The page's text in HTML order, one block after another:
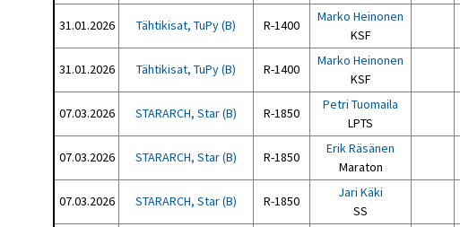
31.01.2026 Tähtikisat, TuPy (B) R-1400
Marko Heinonen
KSF
31.01.2026 Tähtikisat, TuPy (B) R-1400
Marko Heinonen
KSF
07.03.2026 STARARCH, Star (B) R-1850
Petri Tuomaila
LPTS
07.03.2026 STARARCH, Star (B) R-1850
Erik Räsänen
Maraton
07.03.2026 STARARCH, Star (B) R-1850
Jari Käki
SS